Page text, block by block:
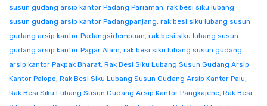
susun gudang arsip kantor Padang Pariaman, rak besi siku lubang
susun gudang arsip kantor Padangpanjang, rak besi siku lubang susun
gudang arsip kantor Padangsidempuan, rak besi siku lubang susun
gudang arsip kantor Pagar Alam, rak besi siku lubang susun gudang
arsip kantor Pakpak Bharat, Rak Besi Siku Lubang Susun Gudang Arsip
Kantor Palopo, Rak Besi Siku Lubang Susun Gudang Arsip Kantor Palu,
Rak Besi Siku Lubang Susun Gudang Arsip Kantor Pangkajene, Rak Besi